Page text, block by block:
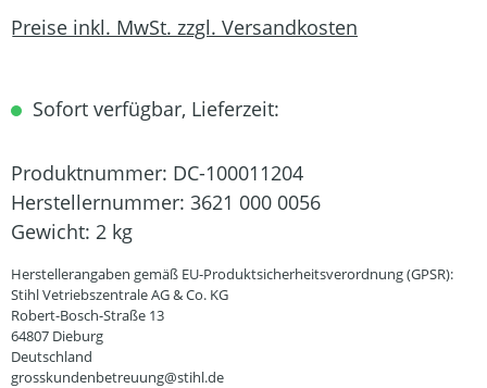
Preise inkl. MwSt. zzgl. Versandkosten
Sofort verfügbar, Lieferzeit:
Produktnummer: DC-100011204
Herstellernummer: 3621 000 0056
Gewicht: 2 kg
Herstellerangaben gemäß EU-Produktsicherheitsverordnung (GPSR):
Stihl Vetriebszentrale AG & Co. KG
Robert-Bosch-Straße 13
64807 Dieburg
Deutschland
grosskundenbetreuung@stihl.de